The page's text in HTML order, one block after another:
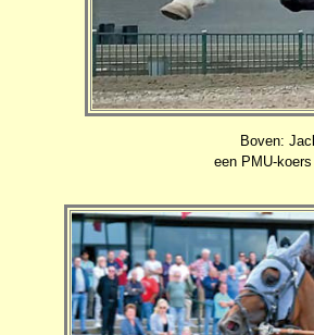
Boven:
een PMU-